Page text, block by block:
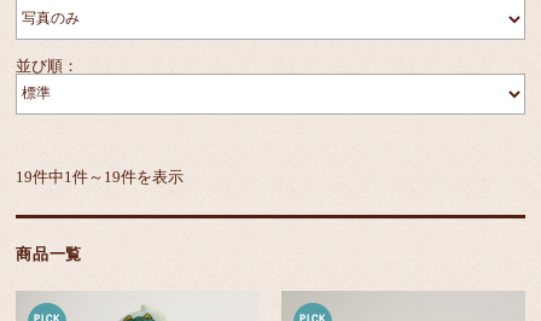
並び順：
19件中1件～19件を表示
商品一覧